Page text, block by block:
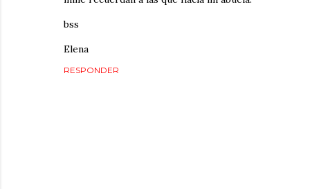
bss
Elena
RESPONDER